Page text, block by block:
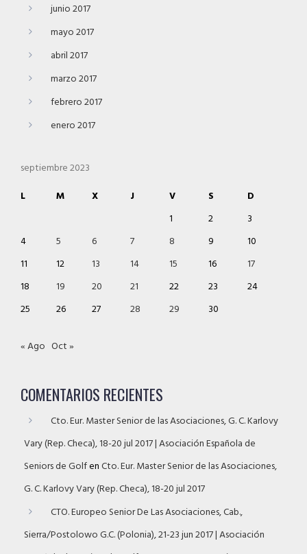
junio 2017
mayo 2017
abril 2017
marzo 2017
febrero 2017
enero 2017
septiembre 2023
L
M X J V S
D
1
2
3
4
5 6 7 8 9
10
11
12 13 14 15 16
17
18
19 20 21 22 23
24
25
26 27 28 29 30
« Ago Oct »
COMENTARIOS RECIENTES
Cto. Eur. Master Senior de las Asociaciones, G. C. Karlovy
Vary (Rep. Checa), 18-20 jul 2017 | Asociación Española de
Seniors de GolfenCto. Eur. Master Senior de las Asociaciones,
G. C. Karlovy Vary (Rep. Checa), 18-20 jul 2017
CTO. Europeo Senior De Las Asociaciones, Cab.,
Sierra/Postolowo G.C. (Polonia), 21-23 jun 2017 | Asociación